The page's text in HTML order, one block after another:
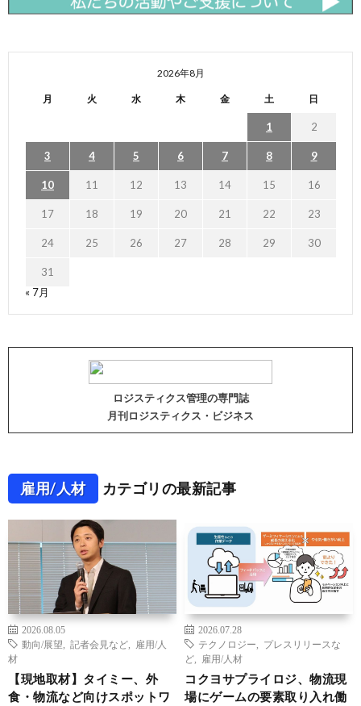
2026年8月
月 火 水 木 金 土 日
1 2
3 4 5 6 7 8 9
10 11 12 13 14 15 16
17 18 19 20 21 22 23
24 25 26 27 28 29 30
31
« 7月
ロジスティクス管理の専門誌
月刊ロジスティクス・ビジネス
雇用/人材 カテゴリの最新記事
2026.08.05
動向/展望
記者会見など
雇用/人
材
【現地取材】タイミー、外
食・物流など向けスポットワ
2026.07.28
テクノロジー
プレスリリースな
ど
雇用/人材
コクヨサプライロジ、物流現
場にゲームの要素取り入れ働